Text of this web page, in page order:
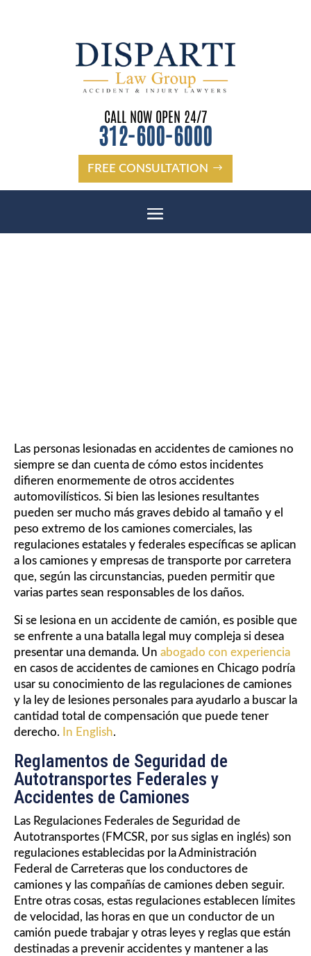
CALL NOW OPEN 24/7
312-600-6000
FREE CONSULTATION
Las personas lesionadas en accidentes de camiones no
siempre se dan cuenta de cómo estos incidentes
difieren enormemente de otros accidentes
automovilísticos. Si bien las lesiones resultantes
pueden ser mucho más graves debido al tamaño y el
peso extremo de los camiones comerciales, las
regulaciones estatales y federales específicas se aplican
a los camiones y empresas de transporte por carretera
que, según las circunstancias, pueden permitir que
varias partes sean responsables de los daños.
Si se lesiona en un accidente de camión, es posible que
se enfrente a una batalla legal muy compleja si desea
presentar una demanda. Un abogado con experiencia
en casos de accidentes de camiones en Chicago podría
usar su conocimiento de las regulaciones de camiones
y la ley de lesiones personales para ayudarlo a buscar la
cantidad total de compensación que puede tener
derecho.
In English.
Reglamentos de Seguridad de
Autotransportes Federales y
Accidentes de Camiones
Las Regulaciones Federales de Seguridad de
Autotransportes (FMCSR, por sus siglas en inglés) son
regulaciones establecidas por la Administración
Federal de Carreteras que los conductores de
camiones y las compañías de camiones deben seguir.
Entre otras cosas, estas regulaciones establecen límites
de velocidad, las horas en que un conductor de un
camión puede trabajar y otras leyes y reglas que están
destinadas a prevenir accidentes y mantener a las